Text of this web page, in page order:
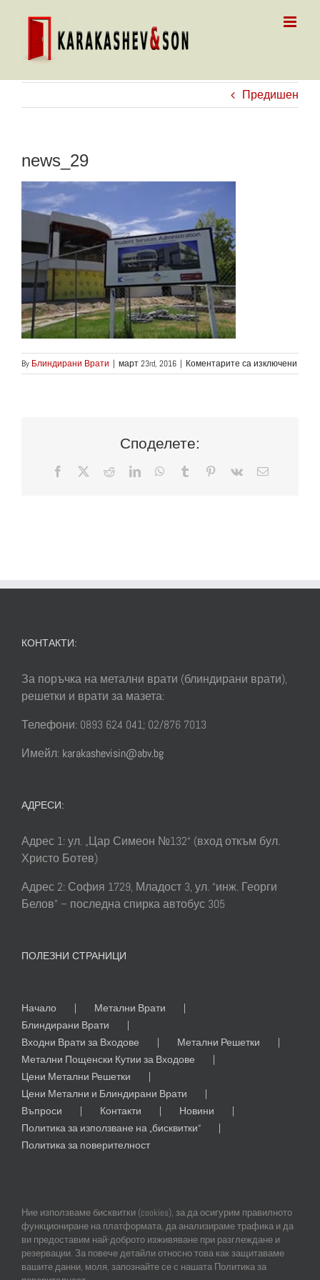
Предишен
news_29
By Блиндирани Врати | март 23rd, 2016 | Коментарите са изключени
Споделете:
Facebook RedditLinkedInWhatsApp
Tumblr Pinterest
Vk
КОНТАКТИ:
За поръчка на метални врати (блиндирани врати),
решетки и врати за мазета:
Телефони: 0893 624 041; 02/876 7013
Имейл: karakashevisin@abv.bg
АДРЕСИ:
Адрес 1: ул. „Цар Симеон №132“ (вход откъм бул.
Христо Ботев)
Адрес 2: София 1729, Младост 3, ул. “инж. Георги
Белов” – последна спирка автобус 305
ПОЛЕЗНИ СТРАНИЦИ
Начало
Метални Врати
Блиндирани Врати
Входни Врати за Входове
Метални Решетки
Метални Пощенски Кутии за Входове
Цени Метални Решетки
Цени Метални и Блиндирани Врати
Въпроси
Контакти
Новини
Политика за използване на „бисквитки“
Политика за поверителност
© Copyright2026 | All Rights Reserved | Professional Web Design and
SEO byOnline Creations Ltd
Ние използваме бисквитки (cookies), за да осигурим правилното
функциониране на платформата, да анализираме трафика и да
ви предоставим най-доброто изживяване при разглеждане и
резервации. За повече детайли относно това как защитаваме
вашите данни, моля, запознайте се с нашата Политика за